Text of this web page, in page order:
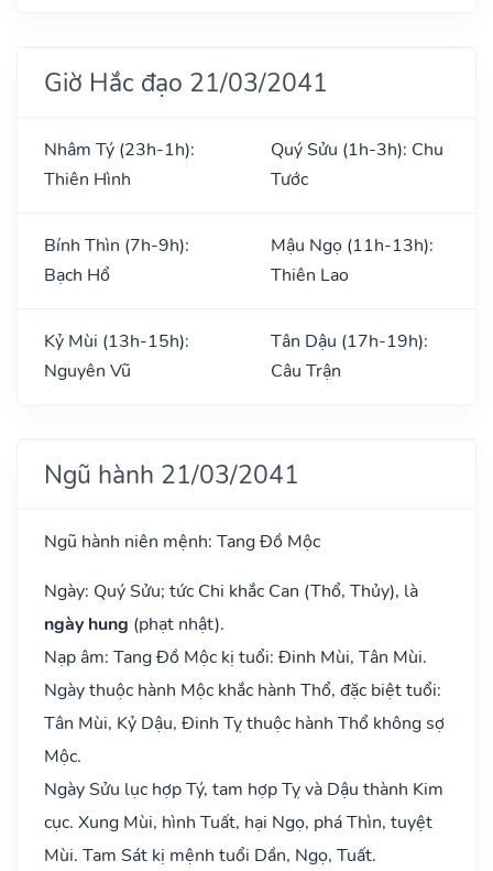
Giờ Hắc đạo 21/03/2041
Nhâm Tý (23h-1h):
Thiên Hình
Quý Sửu (1h-3h): Chu
Tước
Bính Thìn (7h-9h):
Bạch Hổ
Mậu Ngọ (11h-13h):
Thiên Lao
Kỷ Mùi (13h-15h):
Nguyên Vũ
Tân Dậu (17h-19h):
Câu Trận
Ngũ hành 21/03/2041
Ngũ hành niên mệnh: Tang Đồ Mộc
Ngày: Quý Sửu; tức Chi khắc Can (Thổ, Thủy), là
ngày hung (phạt nhật).
Nạp âm: Tang Đồ Mộc kị tuổi: Đinh Mùi, Tân Mùi.
Ngày thuộc hành Mộc khắc hành Thổ, đặc biệt tuổi:
Tân Mùi, Kỷ Dậu, Đinh Tỵ thuộc hành Thổ không sợ
Mộc.
Ngày Sửu lục hợp Tý, tam hợp Tỵ và Dậu thành Kim
cục. Xung Mùi, hình Tuất, hại Ngọ, phá Thìn, tuyệt
Mùi. Tam Sát kị mệnh tuổi Dần, Ngọ, Tuất.